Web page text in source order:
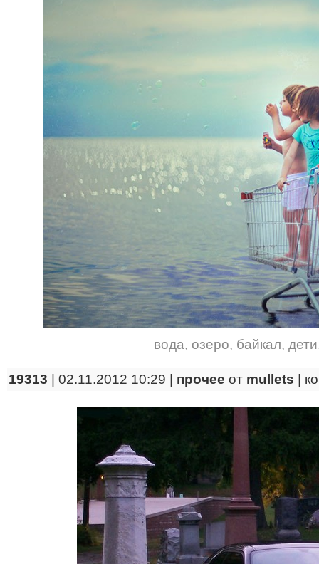
вода, озеро, байкал, дети
19313 | 02.11.2012 10:29 | прочее от mullets